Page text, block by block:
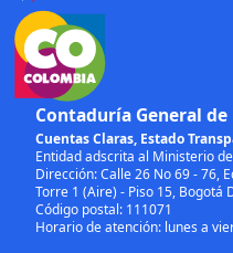
Contaduría General
Cuentas Claras, Estado
Entidad adscrita al Ministerio
Dirección: Calle 26 No 69 - 76,
Torre 1 (Aire) - Piso 15, Bogotá
Código postal: 111071
Horario de atención: lunes a